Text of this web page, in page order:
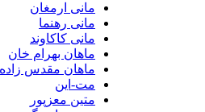
مانی ارمغان
مانی رهنما
مانی کاکاوند
ماهان بهرام خان
ماهان مقدس زاده
مت-این
متین معزپور